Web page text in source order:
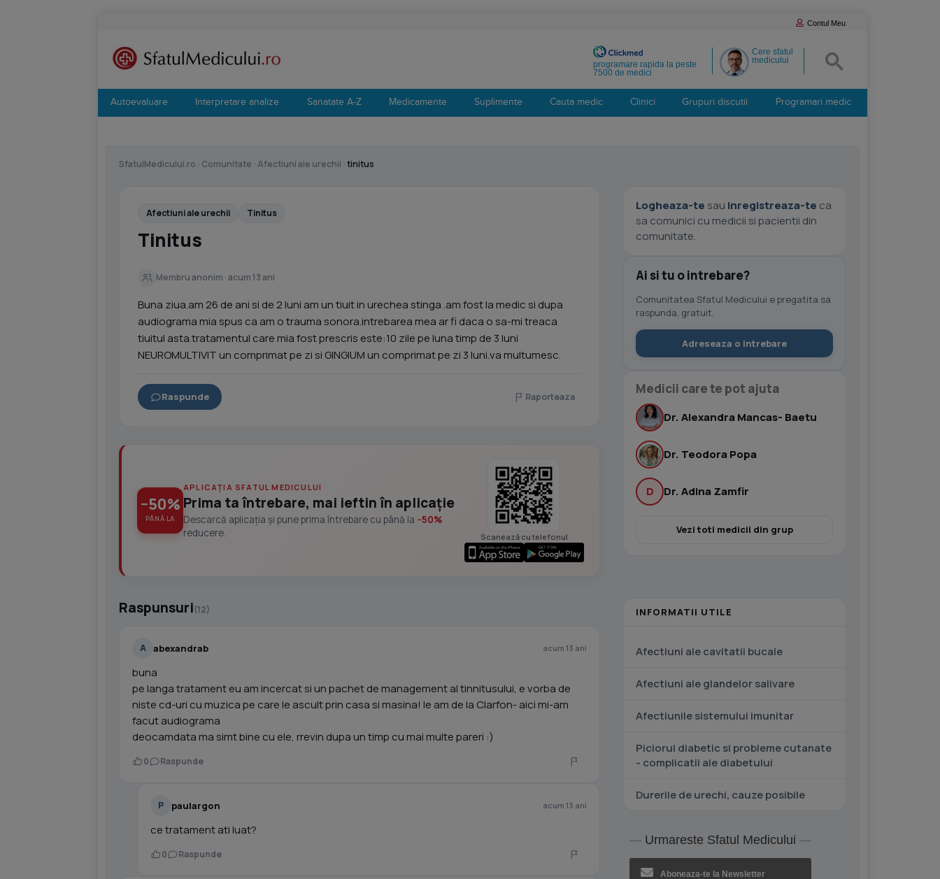
Contul Meu
Cere sfatul
medicului
programare rapida la peste
7500 de medici
Autoevaluare Interpretare analize Sanatate A-Z Medicamente Suplimente Cauta medic Clinici Grupuri discutii Programari medic
SfatulMedicului.ro Comunitate Afectiuni ale urechii tinitus
Afectiuni ale urechii Tinitus
Tinitus
Membru anonim · acum 13 ani
Buna ziua.am 26 de ani si de 2 luni am un tiuit in urechea stinga .am fost la medic si dupa
audiograma mia spus ca am o trauma sonora.intrebarea mea ar fi daca o sa-mi treaca
tiuitul asta.tratamentul care mia fost prescris este:10 zile pe luna timp de 3 luni
NEUROMULTIVIT un comprimat pe zi si GINGIUM un comprimat pe zi 3 luni.va multumesc.
Raspunde Raporteaza
−50%
PÂNĂ LA
APLICAȚIA SFATUL MEDICULUI
Prima ta întrebare, mai ieftin în aplicație
Descarcă aplicația și pune prima întrebare cu până la −50%
reducere.
Scanează cu telefonul
Raspunsuri(12)
A abexandrab acum 13 ani
buna
pe langa tratament eu am incercat si un pachet de management al tinnitusului, e vorba de
niste cd-uri cu muzica pe care le ascult prin casa si masina! le am de la Clarfon- aici mi-am
facut audiograma
deocamdata ma simt bine cu ele, rrevin dupa un timp cu mai multe pareri :)
0 Raspunde
P paulargon acum 13 ani
ce tratament ati luat?
0 Raspunde
Logheaza-te sau inregistreaza-te ca
sa comunici cu medicii si pacientii din
comunitate.
Ai si tu o intrebare?
Comunitatea Sfatul Medicului e pregatita sa
raspunda, gratuit.
Adreseaza o intrebare
Medicii care te pot ajuta
Dr. Alexandra Mancas- Baetu
Dr. Teodora Popa
D Dr. Adina Zamfir
Vezi toti medicii din grup
INFORMATII UTILE
Afectiuni ale cavitatii bucale
Afectiuni ale glandelor salivare
Afectiunile sistemului imunitar
Piciorul diabetic si probleme cutanate
- complicatii ale diabetului
Durerile de urechi, cauze posibile
Urmareste Sfatul Medicului
Aboneaza-te la Newsletter